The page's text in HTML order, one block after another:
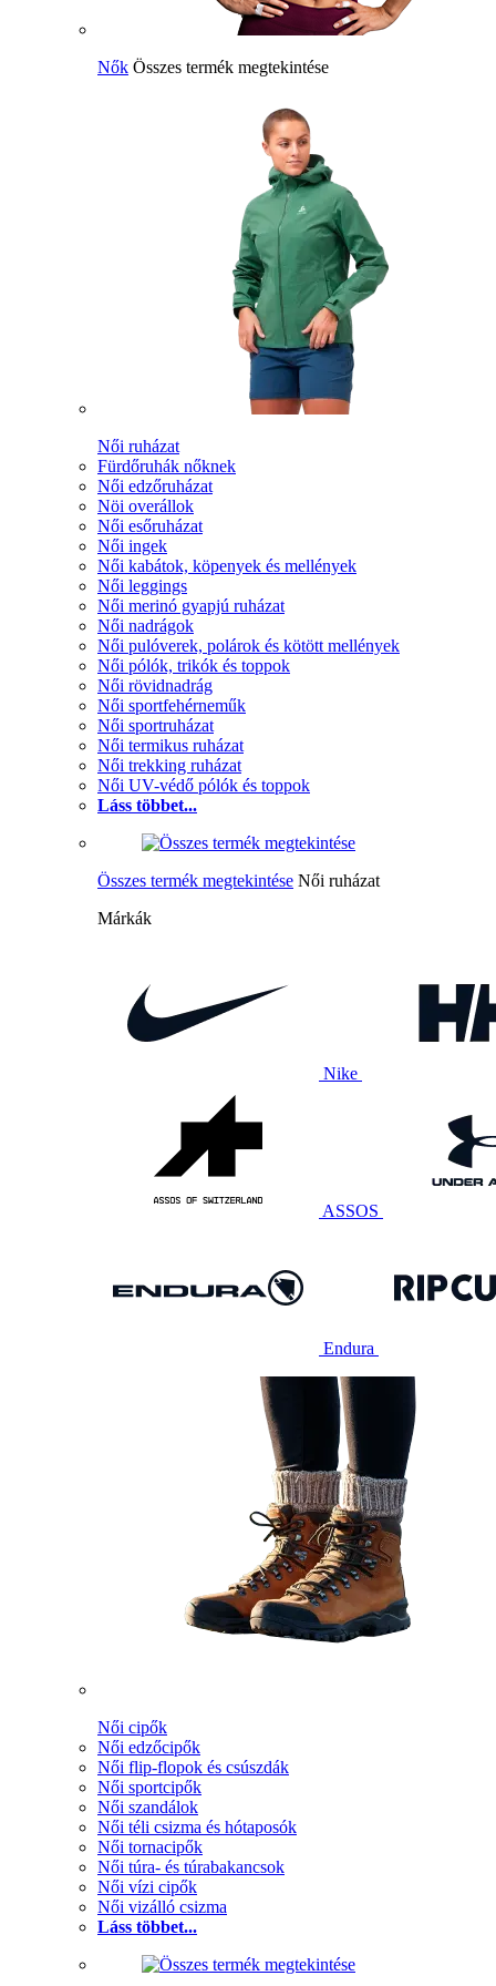
Nők Összes termék megtekintése
Női ruházat
Fürdőruhák nőknek
Női edzőruházat
Nöi overállok
Női esőruházat
Női ingek
Női kabátok, köpenyek és mellények
Női leggings
Női merinó gyapjú ruházat
Női nadrágok
Női pulóverek, polárok és kötött mellények
Női pólók, trikók és toppok
Női rövidnadrág
Női sportfehérneműk
Női sportruházat
Női termikus ruházat
Női trekking ruházat
Női UV-védő pólók és toppok
Láss többet...
Összes termék megtekintése Női ruházat
Márkák
Nike
ASSOS
Endura
Női cipők
Női edzőcipők
Női flip-flopok és csúszdák
Női sportcipők
Női szandálok
Női téli csizma és hótaposók
Női tornacipők
Női túra- és túrabakancsok
Női vízi cipők
Női vizálló csizma
Láss többet...